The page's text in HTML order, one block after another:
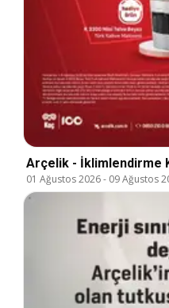
Arçelik - İklimlendirme
01 Ağustos 2026- 09 Ağustos